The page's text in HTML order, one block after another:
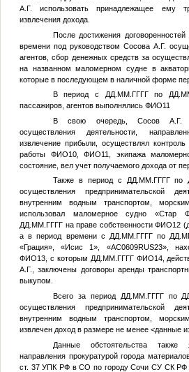
А.Г. использовать принадлежащее ему
извлечения дохода.
После достижения договоренностей
времени под руководством Сосова А.Г.
агентов, сбор денежных средств за
на названном маломерном судне в
которые в последующем в наличной форме
В период с
ДД.ММ.ГГГГпо
пассажиров, агентов выполнялись ФИО11
В свою очередь, Сосов А.Г.
осуществления деятельности,
извлечение прибыли, осуществлял
работы ФИО10,ФИО11
, экипажа
состояние, вел учет получаемого дохода от
Также в период с
ДД.ММ.ГГГГпо
осуществления предпринимательской
внутренним водным транспортом,
использовал маломерное судно «Стар
ДД.ММ.ГГГГна праве собственностиФИО12
а в период времени с ДД.ММ.ГГГГ по
«Грация», «Исис 1», «АС0609RUS23»,
ФИО13, с которым ДД.ММ.ГГГГ ФИО14,
А.Г., заключены договоры аренды
выкупом.
Всего за период
ДД.ММ.ГГГГпо
осуществления предпринимательской
внутренним водным транспортом,
извлечен доход в размере не менее <данные
Данные обстоятельства также
направления прокуратурой города
ст. 37 УПК РФ в СО по городу Сочи СУ СК РФ